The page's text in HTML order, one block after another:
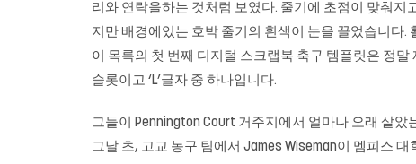
리와 연락을하는 것처럼 보였다. 줄기에 초점이 맞춰지
지만 배경에있는 호박 줄기의 흰색이 눈을 끌었습니다.
이 목록의 첫 번째 디지털 스크랩북 축구 템플릿은 정말
슬롯이고 ‘L’글자 중 하나입니다.
그들이 Pennington Court 거주지에서 얼마나 오래 살
그날 초, 고교 농구 팀에서 James Wiseman이 멤피스